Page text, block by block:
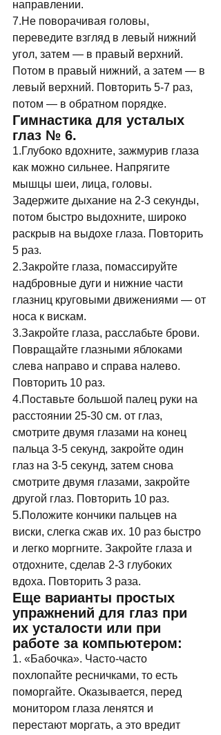
направлении.
7.Не поворачивая головы,
переведите взгляд в левый нижний
угол, затем — в правый верхний.
Потом в правый нижний, а затем — в
левый верхний. Повторить 5-7 раз,
потом — в обратном порядке.
Гимнастика для усталых
глаз № 6.
1.Глубоко вдохните, зажмурив глаза
как можно сильнее. Напрягите
мышцы шеи, лица, головы.
Задержите дыхание на 2-3 секунды,
потом быстро выдохните, широко
раскрыв на выдохе глаза. Повторить
5 раз.
2.Закройте глаза, помассируйте
надбровные дуги и нижние части
глазниц круговыми движениями — от
носа к вискам.
3.Закройте глаза, расслабьте брови.
Повращайте глазными яблоками
слева направо и справа налево.
Повторить 10 раз.
4.Поставьте большой палец руки на
расстоянии 25-30 см. от глаз,
смотрите двумя глазами на конец
пальца 3-5 секунд, закройте один
глаз на 3-5 секунд, затем снова
смотрите двумя глазами, закройте
другой глаз. Повторить 10 раз.
5.Положите кончики пальцев на
виски, слегка сжав их. 10 раз быстро
и легко моргните. Закройте глаза и
отдохните, сделав 2-3 глубоких
вдоха. Повторить 3 раза.
Еще варианты простых
упражнений для глаз при
их усталости или при
работе за компьютером:
1. «Бабочка». Часто-часто
похлопайте ресничками, то есть
поморгайте. Оказывается, перед
монитором глаза ленятся и
перестают моргать, а это вредит